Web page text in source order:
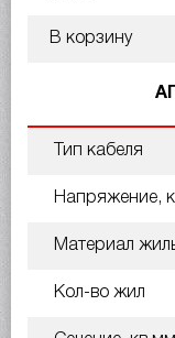
В корзину
Тип кабеля
Напряжение,
Материал
Кол-во жил